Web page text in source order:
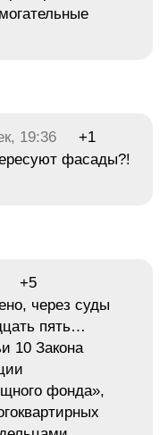
19:36
+1
фасады?!
+5
через суды
пять…
10 Закона
фонда»,